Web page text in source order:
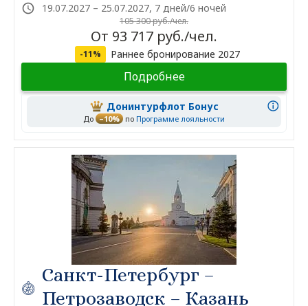
19.07.2027 – 25.07.2027, 7 дней/6 ночей
105 300 руб./чел.
От 93 717 руб./чел.
-11% Раннее бронирование 2027
Подробнее
Донинтурфлот Бонус
До –10% по Программе лояльности
Санкт-Петербург –
Петрозаводск – Казань